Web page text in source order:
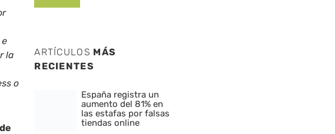
la
o
ARTÍCULOS MÁS
RECIENTES
España registra un
aumento del 81% en
las estafas por falsas
tiendas online